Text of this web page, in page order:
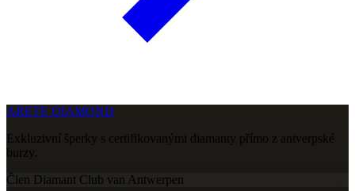
ARETE DIAMOND
Exkluzivní šperky s certifikovanými diamanty přímo z antverpské
burzy.
Člen Diamant Club van Antwerpen